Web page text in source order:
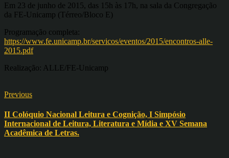
Em 23 de junho de 2015, das 15h às 17h, na sala da Congregação
da FE-Unicamp (Térreo/Bloco E)
Programação completa:
https://www.fe.unicamp.br/servicos/eventos/2015/encontros-alle-
2015.pdf
Realização: ALLE/FE-Unicamp
Previous
II Colóquio Nacional Leitura e Cognição, I Simpósio
Internacional de Leitura, Literatura e Mídia e XV Semana
Acadêmica de Letras.